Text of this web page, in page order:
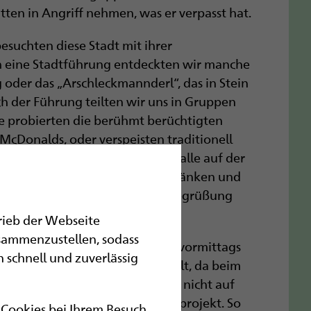
in Angriff nehmen, was er verpasst hat.
diese Stadt mit ihrer
Stadtführung entdeckten wir manche
das „Arschleckmannderl“, das in Stein
der Führung teilten wir uns in Gruppen
probierten die berühmt berüchtigten
oder verspeisten traditionell
Shoppingtouren trafen sich alle auf der
Fete mit vielen Snacks, Getränken und
einiger Lehrer und Begrüßung
auf „Bigfoots“, mit denen wir vormittags
Dann wurde gewechselt, da beim
Die Schüler und Lehrer, die nicht auf
mit ihrem Kreativ- oder Musikprojekt. So
der Webseite
sodass
und zuverlässig